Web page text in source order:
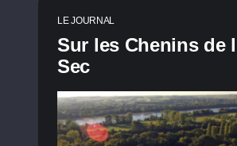
LE JOURNAL
Sur les Chenins de
Sec